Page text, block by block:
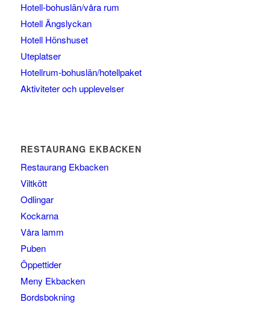
Hotell-bohuslän/våra rum
Hotell Ängslyckan
Hotell Hönshuset
Uteplatser
Hotellrum-bohuslän/hotellpaket
Aktiviteter och upplevelser
RESTAURANG EKBACKEN
Restaurang Ekbacken
Viltkött
Odlingar
Kockarna
Våra lamm
Puben
Öppettider
Meny Ekbacken
Bordsbokning